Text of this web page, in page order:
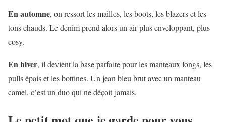
En automne, on ressort les mailles, les boots, les blazers et les
tons chauds. Le denim prend alors un air plus enveloppant, plus
cosy.
En hiver, il devient la base parfaite pour les manteaux longs, les
pulls épais et les bottines. Un jean bleu brut avec un manteau
camel, c’est un duo qui ne déçoit jamais.